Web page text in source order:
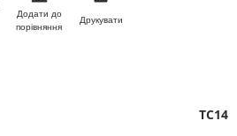
Додати до
порівняння
Друкувати
TC14